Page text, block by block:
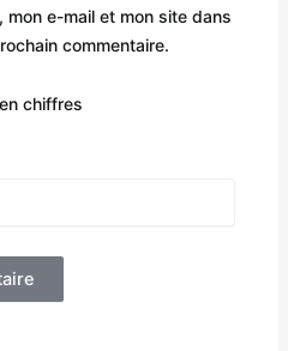
mon e-mail et mon site dans
commentaire.
chiffres